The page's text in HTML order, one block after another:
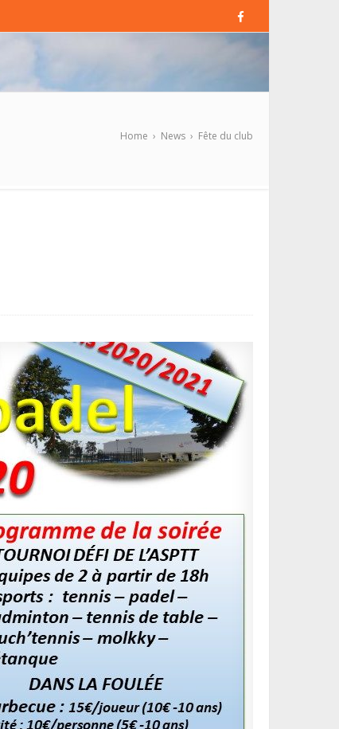
Home › News › Fête du club